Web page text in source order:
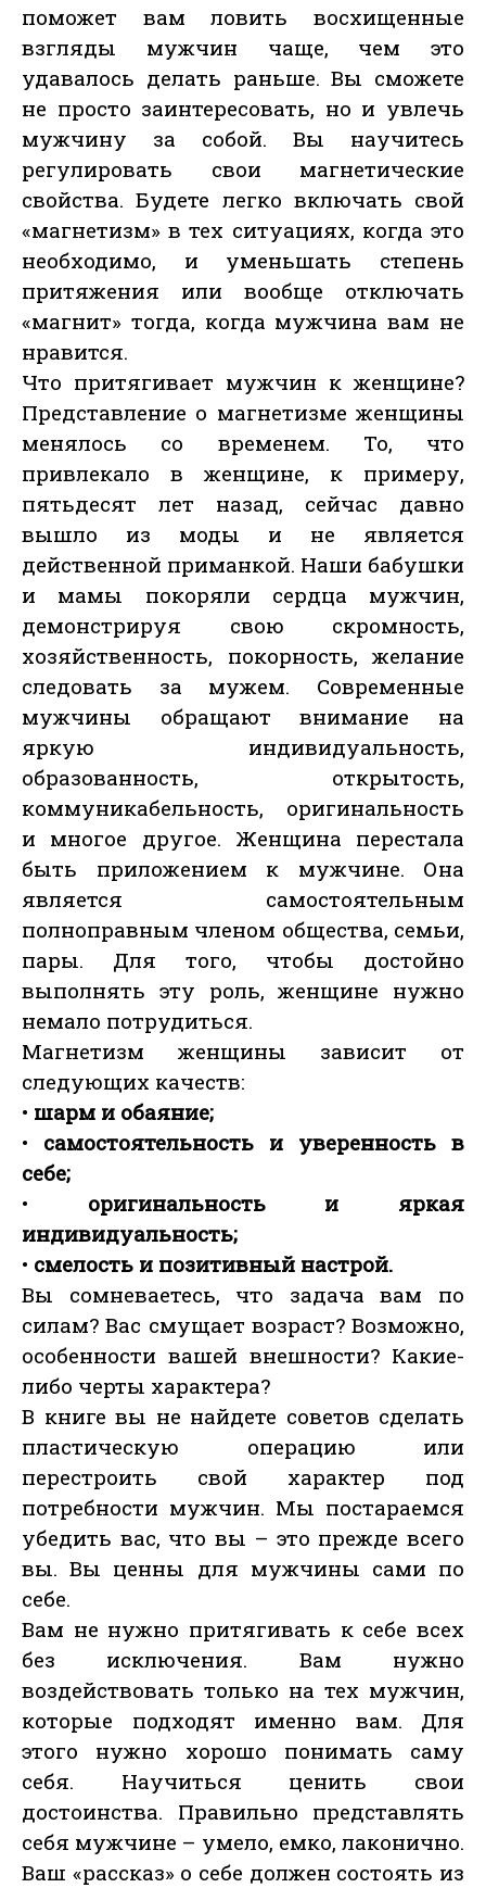
поможет вам ловить восхищенные
взгляды мужчин чаще, чем это
удавалось делать раньше. Вы сможете
не просто заинтересовать, но и увлечь
мужчину за собой. Вы научитесь
регулировать свои магнетические
свойства. Будете легко включать свой
«магнетизм» в тех ситуациях, когда это
необходимо, и уменьшать степень
притяжения или вообще отключать
«магнит» тогда, когда мужчина вам не
нравится.
Что притягивает мужчин к женщине?
Представление о магнетизме женщины
менялось со временем. То, что
привлекало в женщине, к примеру,
пятьдесят лет назад, сейчас давно
вышло из моды и не является
действенной приманкой. Наши бабушки
и мамы покоряли сердца мужчин,
демонстрируя свою скромность,
хозяйственность, покорность, желание
следовать за мужем. Современные
мужчины обращают внимание на
яркую индивидуальность,
образованность, открытость,
коммуникабельность, оригинальность
и многое другое. Женщина перестала
быть приложением к мужчине. Она
является самостоятельным
полноправным членом общества, семьи,
пары. Для того, чтобы достойно
выполнять эту роль, женщине нужно
немало потрудиться.
Магнетизм женщины зависит от
следующих качеств:
• шарм и обаяние;
• самостоятельность и уверенность в
себе;
• оригинальность и яркая
индивидуальность;
• смелость и позитивный настрой.
Вы сомневаетесь, что задача вам по
силам? Вас смущает возраст? Возможно,
особенности вашей внешности? Какие-
либо черты характера?
В книге вы не найдете советов сделать
пластическую операцию или
перестроить свой характер под
потребности мужчин. Мы постараемся
убедить вас, что вы – это прежде всего
вы. Вы ценны для мужчины сами по
себе.
Вам не нужно притягивать к себе всех
без исключения. Вам нужно
воздействовать только на тех мужчин,
которые подходят именно вам. Для
этого нужно хорошо понимать саму
себя. Научиться ценить свои
достоинства. Правильно представлять
себя мужчине – умело, емко, лаконично.
Ваш «рассказ» о себе должен состоять из